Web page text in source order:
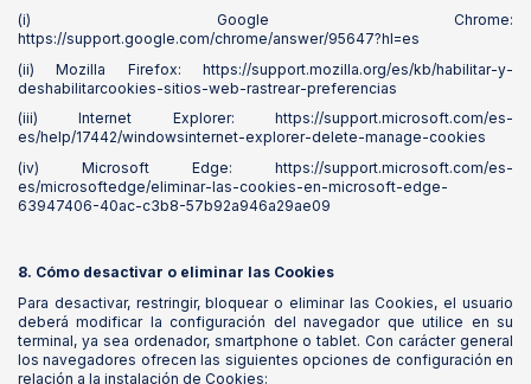
(i) Google Chrome:
https://support.google.com/chrome/answer/95647?hl=es
(ii) Mozilla Firefox: https://support.mozilla.org/es/kb/habilitar-y-
deshabilitarcookies-sitios-web-rastrear-preferencias
(iii) Internet Explorer: https://support.microsoft.com/es-
es/help/17442/windowsinternet-explorer-delete-manage-cookies
(iv) Microsoft Edge: https://support.microsoft.com/es-
es/microsoftedge/eliminar-las-cookies-en-microsoft-edge-
63947406-40ac-c3b8-57b92a946a29ae09
8. Cómo desactivar o eliminar las Cookies
Para desactivar, restringir, bloquear o eliminar las Cookies, el usuario
deberá modificar la configuración del navegador que utilice en su
terminal, ya sea ordenador, smartphone o tablet. Con carácter general
los navegadores ofrecen las siguientes opciones de configuración en
relación a la instalación de Cookies: